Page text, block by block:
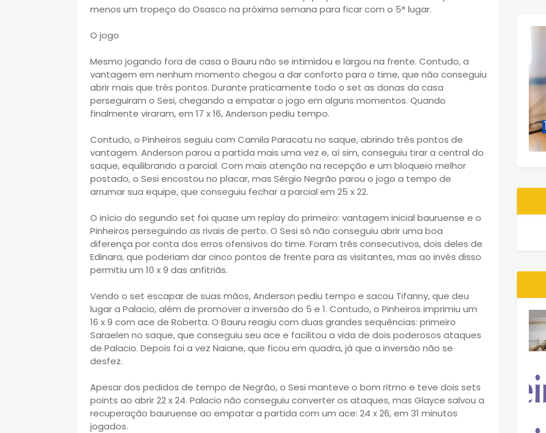
menos um tropeço do Osasco na próxima semana para ficar com o 5° lugar.
O jogo
Mesmo jogando fora de casa o Bauru não se intimidou e largou na frente. Contudo, a
vantagem em nenhum momento chegou a dar conforto para o time, que não conseguiu
abrir mais que três pontos. Durante praticamente todo o set as donas da casa
perseguiram o Sesi, chegando a empatar o jogo em alguns momentos. Quando
finalmente viraram, em 17 x 16, Anderson pediu tempo.
Contudo, o Pinheiros seguiu com Camila Paracatu no saque, abrindo três pontos de
vantagem. Anderson parou a partida mais uma vez e, aí sim, conseguiu tirar a central do
saque, equilibrando a parcial. Com mais atenção na recepção e um bloqueio melhor
postado, o Sesi encostou no placar, mas Sérgio Negrão parou o jogo a tempo de
arrumar sua equipe, que conseguiu fechar a parcial em 25 x 22.
O início do segundo set foi quase um replay do primeiro: vantagem inicial bauruense e o
Pinheiros perseguindo as rivais de perto. O Sesi só não conseguiu abrir uma boa
diferença por conta dos erros ofensivos do time. Foram três consecutivos, dois deles de
Edinara, que poderiam dar cinco pontos de frente para as visitantes, mas ao invés disso
permitiu um 10 x 9 das anfitriãs.
Vendo o set escapar de suas mãos, Anderson pediu tempo e sacou Tifanny, que deu
lugar a Palacio, além de promover a inversão do 5 e 1. Contudo, o Pinheiros imprimiu um
16 x 9 com ace de Roberta. O Bauru reagiu com duas grandes sequências: primeiro
Saraelen no saque, que conseguiu seu ace e facilitou a vida de dois poderosos ataques
de Palacio. Depois foi a vez Naiane, que ficou em quadra, já que a inversão não se
desfez.
Apesar dos pedidos de tempo de Negrão, o Sesi manteve o bom ritmo e teve dois sets
points ao abrir 22 x 24. Palacio não conseguiu converter os ataques, mas Glayce salvou a
recuperação bauruense ao empatar a partida com um ace: 24 x 26, em 31 minutos
jogados.